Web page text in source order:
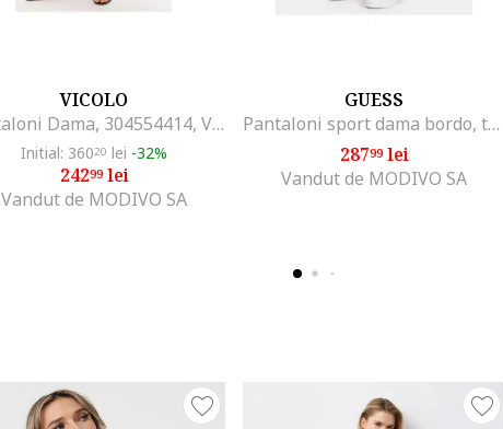
VICOLO
Pantaloni Dama, 304554414, Viscoza, 46795, Negru
Initial: 36020 lei -32%
24299lei
Vandut de MODIVO SA
GUESS
Pantaloni sport dama bordo, trening
28799lei
Vandut de MODIVO SA